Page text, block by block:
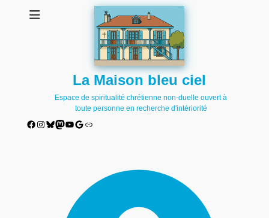
La Maison bleu ciel
Espace de spiritualité chrétienne non-duelle ouvert à
toute personne en recherche d'intériorité
Facebook
Instagram
Bluesky
Mastodon
YouTube
Google
Lien